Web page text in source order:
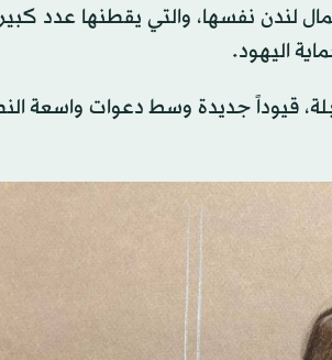
⁠لندن ​نفسها، والتي ⁠يقطنها عدد
اليهود.
قيوداً جديدة وسط دعوات واسعة